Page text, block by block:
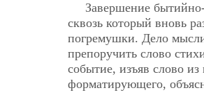
Завершение
сквозь который вновь
погремушки. Дело
препоручить слово
событие, изъяв слово
форматирующего,